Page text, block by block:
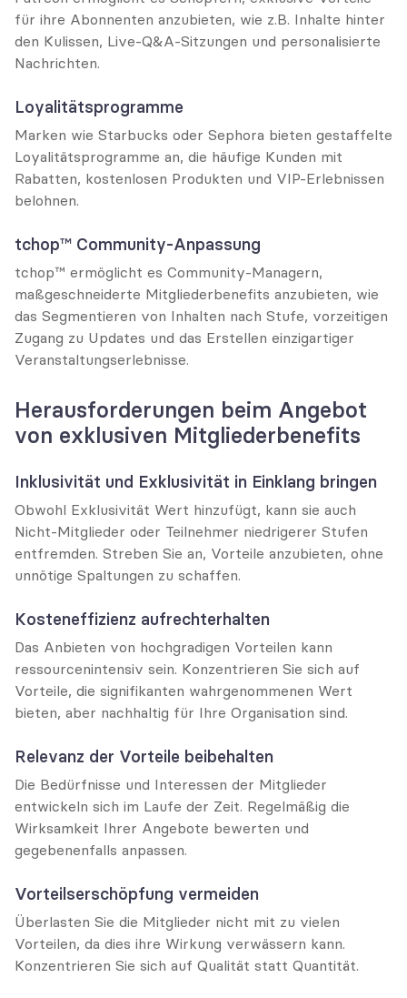
für ihre Abonnenten anzubieten, wie z.B. Inhalte hinter
den Kulissen, Live-Q&A-Sitzungen und personalisierte
Nachrichten.
Loyalitätsprogramme
Marken wie Starbucks oder Sephora bieten gestaffelte
Loyalitätsprogramme an, die häufige Kunden mit
Rabatten, kostenlosen Produkten und VIP-Erlebnissen
belohnen.
tchop™ Community-Anpassung
tchop™ ermöglicht es Community-Managern,
maßgeschneiderte Mitgliederbenefits anzubieten, wie
das Segmentieren von Inhalten nach Stufe, vorzeitigen
Zugang zu Updates und das Erstellen einzigartiger
Veranstaltungserlebnisse.
Herausforderungen beim Angebot
von exklusiven Mitgliederbenefits
Inklusivität und Exklusivität in Einklang bringen
Obwohl Exklusivität Wert hinzufügt, kann sie auch
Nicht-Mitglieder oder Teilnehmer niedrigerer Stufen
entfremden. Streben Sie an, Vorteile anzubieten, ohne
unnötige Spaltungen zu schaffen.
Kosteneffizienz aufrechterhalten
Das Anbieten von hochgradigen Vorteilen kann
ressourcenintensiv sein. Konzentrieren Sie sich auf
Vorteile, die signifikanten wahrgenommenen Wert
bieten, aber nachhaltig für Ihre Organisation sind.
Relevanz der Vorteile beibehalten
Die Bedürfnisse und Interessen der Mitglieder
entwickeln sich im Laufe der Zeit. Regelmäßig die
Wirksamkeit Ihrer Angebote bewerten und
gegebenenfalls anpassen.
Vorteilserschöpfung vermeiden
Überlasten Sie die Mitglieder nicht mit zu vielen
Vorteilen, da dies ihre Wirkung verwässern kann.
Konzentrieren Sie sich auf Qualität statt Quantität.